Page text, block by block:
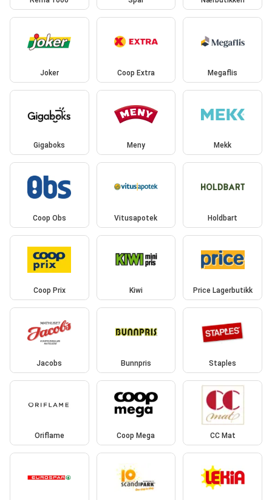
Joker Coop Extra Megaflis
Gigaboks Meny Mekk
Coop Obs Vitusapotek Holdbart
Coop Prix Kiwi Price Lagerbutikk
Jacobs Bunnpris Staples
Oriflame Coop Mega CC Mat